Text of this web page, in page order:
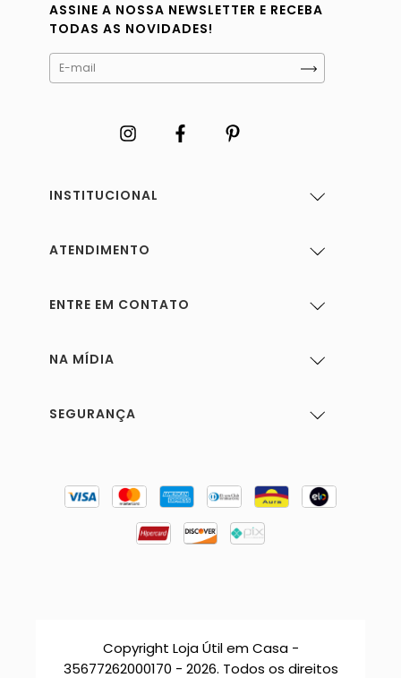
ASSINE A NOSSA NEWSLETTER E RECEBA
TODAS AS NOVIDADES!
INSTITUCIONAL
ATENDIMENTO
ENTRE EM CONTATO
NA MÍDIA
SEGURANÇA
Copyright Loja Útil em Casa -
35677262000170 - 2026. Todos os direitos